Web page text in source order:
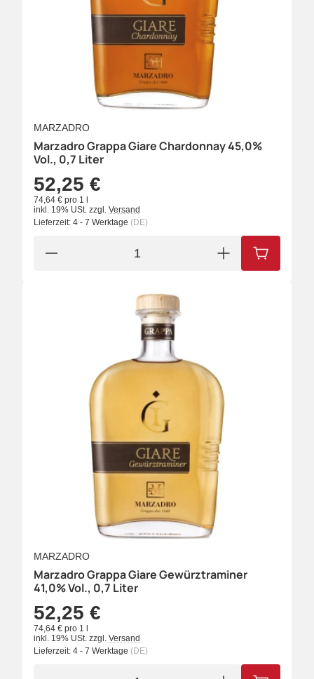
MARZADRO
Marzadro Grappa Giare Chardonnay 45,0%
Vol., 0,7 Liter
52,25 €
74,64 € pro 1 l
inkl. 19% USt. zzgl. Versand
Lieferzeit: 4 - 7 Werktage (DE)
IN DEN
MARZADRO
Marzadro Grappa Giare Gewürztraminer
41,0% Vol., 0,7 Liter
52,25 €
74,64 € pro 1 l
inkl. 19% USt. zzgl. Versand
Lieferzeit: 4 - 7 Werktage (DE)